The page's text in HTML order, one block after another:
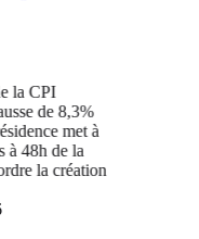
CPI
de 8,3%
met à
de la
la création